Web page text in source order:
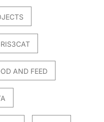
RIS3CAT
AND FEED